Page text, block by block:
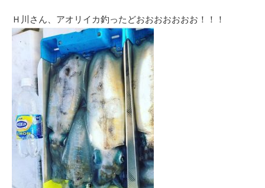
Ｈ川さん、アオリイカ釣ったどおおおおおおお！！！